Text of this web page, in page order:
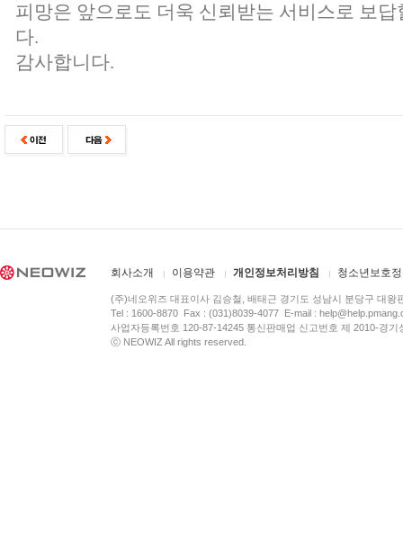
피망은 앞으로도 더욱 신뢰받는 서비스로 보
다.
감사합니다.
회사소개 이용약관 개인정보처리방침 청소년보호
(주)네오위즈 대표이사 김승철, 배태근 경기도 성남시 분당구 대왕
Tel : 1600-8870 Fax : (031)8039-4077 E-mail :
사업자등록번호 120-87-14245 통신판매업 신고번호 제 2010-경
ⓒ NEOWIZ All rights reserved.